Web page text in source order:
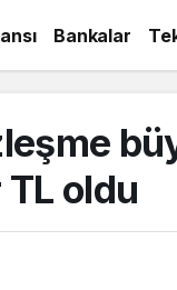
Bankalar
TL oldu